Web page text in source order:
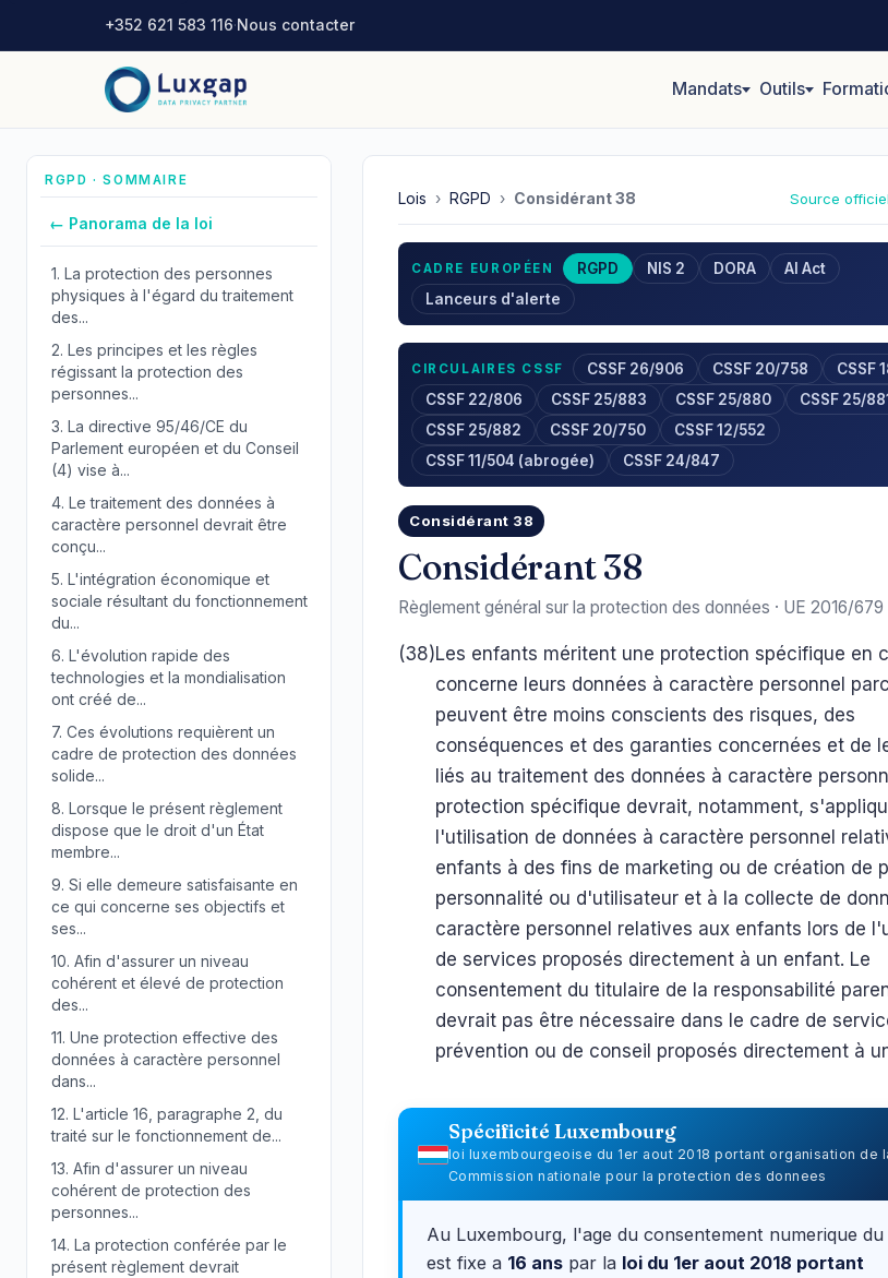
+352 621 583 116·Nous contacter
Mandats Outils
RGPD · SOMMAIRE
← Panorama de la loi
1. La protection des personnes
physiques à l'égard du traitement
des...
2. Les principes et les règles
régissant la protection des
personnes...
3. La directive 95/46/CE du
Parlement européen et du Conseil
(4) vise à...
4. Le traitement des données à
caractère personnel devrait être
conçu...
5. L'intégration économique et
sociale résultant du fonctionnement
du...
6. L'évolution rapide des
technologies et la mondialisation
ont créé de...
7. Ces évolutions requièrent un
cadre de protection des données
solide...
8. Lorsque le présent règlement
dispose que le droit d'un État
membre...
9. Si elle demeure satisfaisante en
ce qui concerne ses objectifs et
ses...
10. Afin d'assurer un niveau
cohérent et élevé de protection
des...
11. Une protection effective des
données à caractère personnel
dans...
12. L'article 16, paragraphe 2, du
traité sur le fonctionnement de...
13. Afin d'assurer un niveau
cohérent de protection des
personnes...
14. La protection conférée par le
présent règlement devrait
Lois › RGPD › Considérant 38 Source
CADRE EUROPÉEN RGPD NIS 2 DORA
AI Act
Lanceurs d'alerte
CIRCULAIRES CSSF CSSF 26/906 CSSF 20/758
CSSF
CSSF 22/806
CSSF 25/883 CSSF 25/880
CSSF 25/881
CSSF 25/882
CSSF 20/750
CSSF 12/552
CSSF 11/504 (abrogée)
CSSF 24/847
Considérant 38
Considérant 38
Règlement général sur la protection des données · UE 2016/679
(38)Les enfants méritent une protection spécifique en
concerne leurs données à caractère personnel
peuvent être moins conscients des risques, des
conséquences et des garanties concernées et de
liés au traitement des données à caractère
protection spécifique devrait, notamment,
l'utilisation de données à caractère personnel
enfants à des fins de marketing ou de création de
personnalité ou d'utilisateur et à la collecte de
caractère personnel relatives aux enfants lors de
de services proposés directement à un enfant. Le
consentement du titulaire de la responsabilité
devrait pas être nécessaire dans le cadre de
prévention ou de conseil proposés directement à
Spécificité Luxembourg
loi luxembourgeoise du 1er aout 2018 portant organisation de
Commission nationale pour la protection des donnees
Au Luxembourg, l'age du consentement numerique
est fixe a 16 ans par la loi du 1er aout 2018 portant